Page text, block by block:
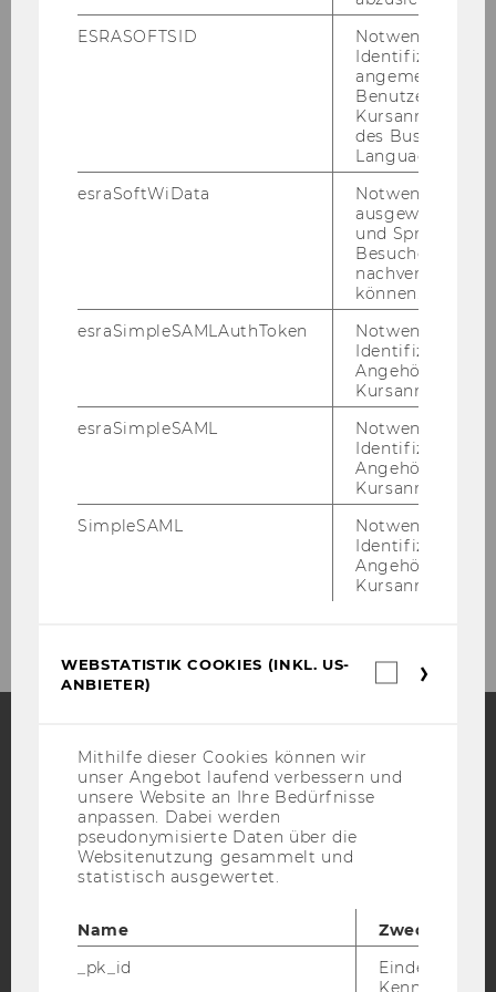
kun­gen im mo­ne­ta­ri­sier­ten Ge­gen­wert von
0,98 Euro schafft.
Somit wur­den mit 68.640
Euros in­ves­tier­ten 67.176 Euros an ge­sell­schaft­
zur SROI-​Analyse
des Pro­jekts „Das gute Holz. Mit so­zia­lem En­ga­
ge­ment gegen den Kli­ma­wan­del“ wen­den Sie
E-​Mail:oli­via.rau­scher@wu.ac.at
Mag. Selma Spra­j­cer Tel: + 43 1 313 36 / 5112 E-​
Projekte
FacebookInstagramBlog
YouTube NewsletterBluesky
ESRASOFTSID
Notwendig zur
Identifizierung
angemeldeten
Benutzers im
des Business
Language
esraSoftWiData
Notwendig um
ausgewählte
und
Besuchers
nachverfolgen
können.
esraSimpleSAMLAuthToken
Notwendig zur
Identifizierung
Angehörige/r für
Kursanmeldung.
esraSimpleSAML
Notwendig zur
Identifizierung
Angehörige/r für
Kursanmeldung.
SimpleSAML
Notwendig zur
Identifizierung
Angehörige/r für
Kursanmeldung.
WEBSTATISTIK COOKIES (INKL. US-
ANBIETER)
Mithilfe dieser Cookies können wir
unser Angebot laufend verbessern und
unsere Website an Ihre Bedürfnisse
anpassen. Dabei werden
pseudonymisierte Daten über die
Websitenutzung gesammelt und
statistisch ausgewertet.
Name
Zweck
_pk_id
Eindeutige